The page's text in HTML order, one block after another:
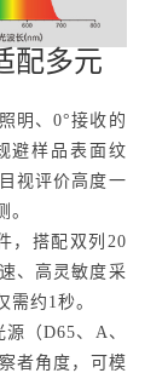
配多元
明、0°接收的
避样品表面纹
视评价高度一
。
，搭配双列20
、高灵敏度采
需约1秒。
（D65、A、
者角度，可模